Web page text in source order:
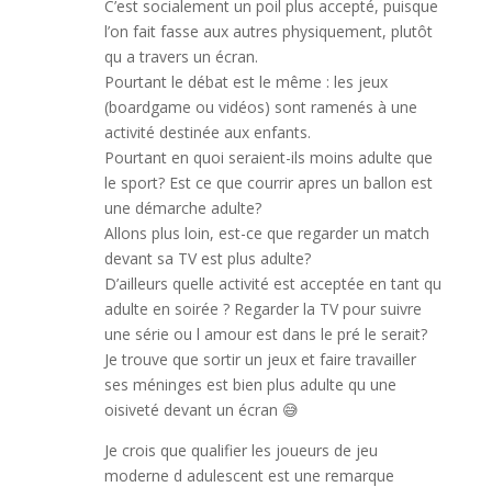
C’est socialement un poil plus accepté, puisque
l’on fait fasse aux autres physiquement, plutôt
qu a travers un écran.
Pourtant le débat est le même : les jeux
(boardgame ou vidéos) sont ramenés à une
activité destinée aux enfants.
Pourtant en quoi seraient-ils moins adulte que
le sport? Est ce que courrir apres un ballon est
une démarche adulte?
Allons plus loin, est-ce que regarder un match
devant sa TV est plus adulte?
D’ailleurs quelle activité est acceptée en tant qu
adulte en soirée ? Regarder la TV pour suivre
une série ou l amour est dans le pré le serait?
Je trouve que sortir un jeux et faire travailler
ses méninges est bien plus adulte qu une
oisiveté devant un écran 😅
Je crois que qualifier les joueurs de jeu
moderne d adulescent est une remarque